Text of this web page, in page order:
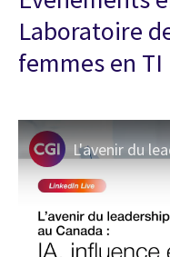
Laboratoire
femmes en TI